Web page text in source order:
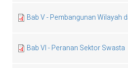
Bab V - Pembangunan Wilayah
Bab VI - Peranan Sektor Swasta